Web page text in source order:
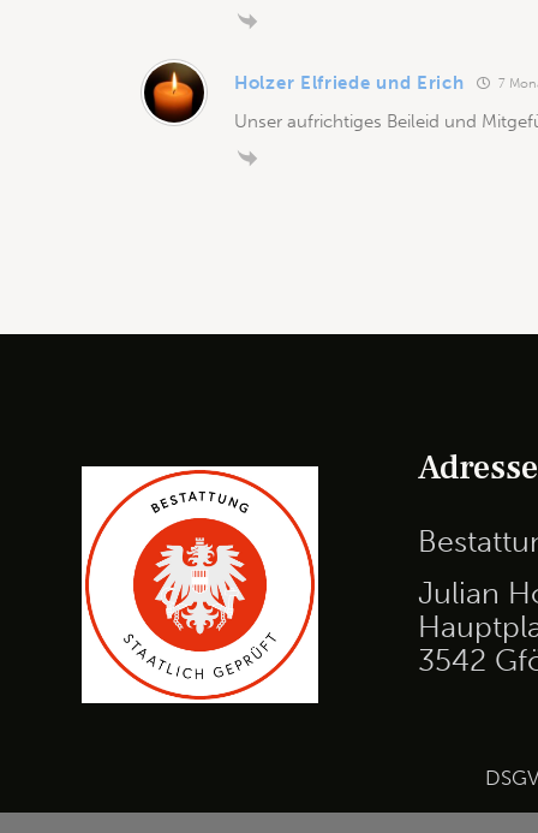
Holzer Elfriede und Erich 7
Unser aufrichtiges Beileid und
Adresse
Julian
3542